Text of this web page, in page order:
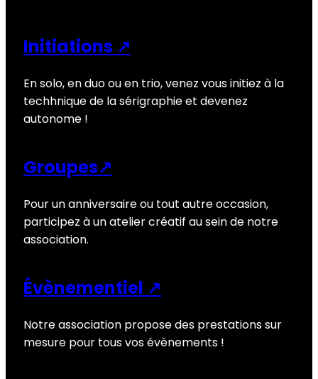
Initiations ↗
En solo, en duo ou en trio, venez vous initiez à la
techhnique de la sérigraphie et devenez
autonome !
Groupes↗
Pour un anniversaire ou tout autre occasion,
participez à un atelier créatif au sein de notre
association.
Évènementiel ↗
Notre association propose des prestations sur
mesure pour tous vos évènements !